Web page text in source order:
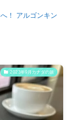
！ アルゴンキン
2023年9月カナダの旅